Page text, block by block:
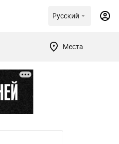
Русский
Места